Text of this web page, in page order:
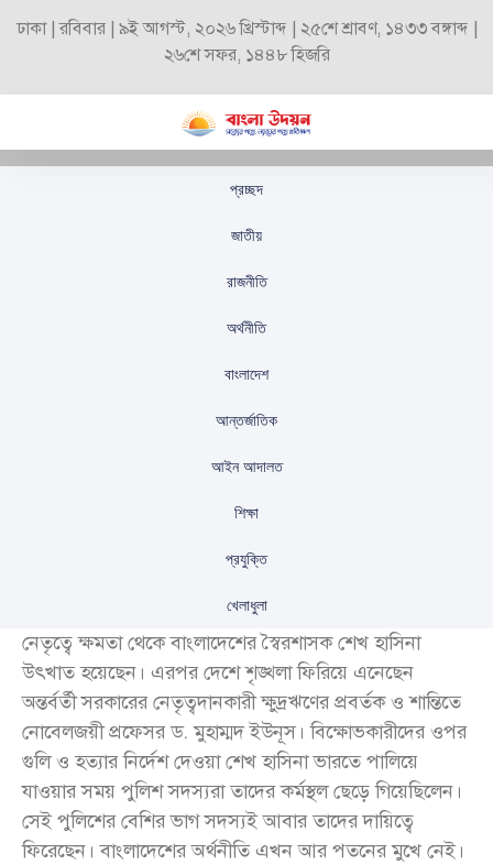
ঢাকা | রবিবার | ৯ই আগস্ট, ২০২৬ খ্রিস্টাব্দ | ২৫শে শ্রাবণ, ১৪৩৩ বঙ্গাব্দ |
২৬শে সফর, ১৪৪৮ হিজরি
প্রচ্ছদ
জাতীয়
রাজনীতি
অর্থনীতি
বাংলাদেশ
আন্তর্জাতিক
আইন আদালত
শিক্ষা
প্রযুক্তি
খেলাধুলা
বিপ্লবের পর আপাতত
স্থিতিশীল বাংলাদেশ
প্রকাশিতঃনভেম্বর ১৮, ২০২৪
বিপ্লবের পরিসমাপ্তি খুব খারাপভাবে ঘটে। আগস্টে শিক্ষার্থীদের
নেতৃত্বে ক্ষমতা থেকে বাংলাদেশের স্বৈরশাসক শেখ হাসিনা
উৎখাত হয়েছেন। এরপর দেশে শৃঙ্খলা ফিরিয়ে এনেছেন
অন্তর্বর্তী সরকারের নেতৃত্বদানকারী ক্ষুদ্রঋণের প্রবর্তক ও শান্তিতে
নোবেলজয়ী প্রফেসর ড. মুহাম্মদ ইউনূস। বিক্ষোভকারীদের ওপর
গুলি ও হত্যার নির্দেশ দেওয়া শেখ হাসিনা ভারতে পালিয়ে
যাওয়ার সময় পুলিশ সদস্যরা তাদের কর্মস্থল ছেড়ে গিয়েছিলেন।
সেই পুলিশের বেশির ভাগ সদস্যই আবার তাদের দায়িত্বে
ফিরেছেন। বাংলাদেশের অর্থনীতি এখন আর পতনের মুখে নেই।